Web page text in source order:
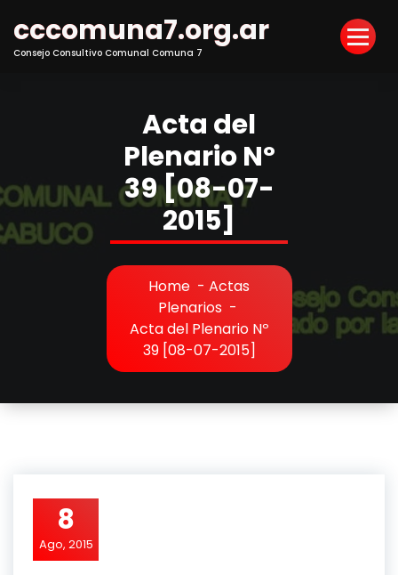
Content
cccomuna7.org.ar
Consejo Consultivo Comunal Comuna 7
Acta del
Plenario Nº
39 [08-07-
2015]
Home - Actas
Plenarios -
Acta del Plenario Nº
39 [08-07-2015]
8
Ago, 2015